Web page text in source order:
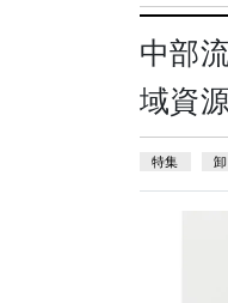
中部
域資
特集